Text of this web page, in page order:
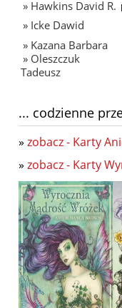
» Hawkins David R.
» Icke Dawid
» Kazana Barbara
» Oleszczuk
Tadeusz
... codzienne
» zobacz - Karty
» zobacz - Karty